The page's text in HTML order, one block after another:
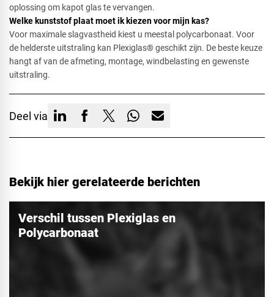
oplossing om kapot glas te vervangen.
Welke kunststof plaat moet ik kiezen voor mijn kas?​
Voor maximale slagvastheid kiest u meestal polycarbonaat. Voor
de helderste uitstraling kan Plexiglas® geschikt zijn. De beste keuze
hangt af van de afmeting, montage, windbelasting en gewenste
uitstraling.
Deel via
Bekijk hier gerelateerde berichten
Verschil tussen Plexiglas en
Polycarbonaat